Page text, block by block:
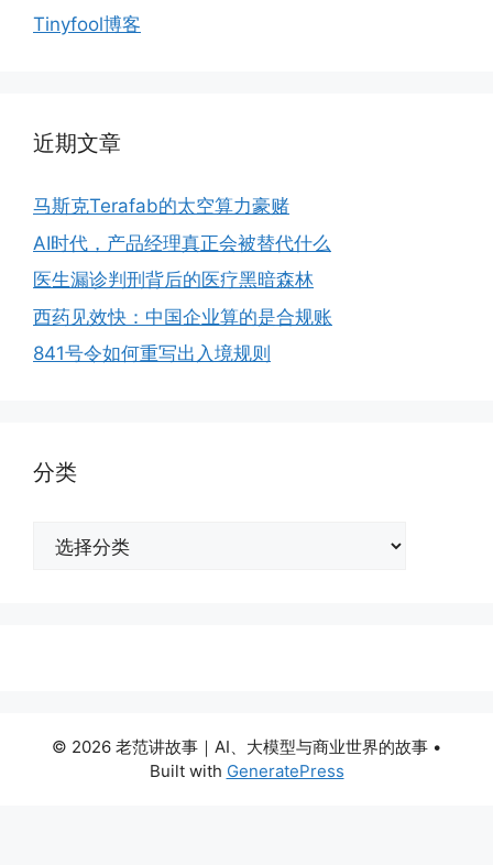
Tinyfool博客
近期文章
马斯克Terafab的太空算力豪赌
AI时代，产品经理真正会被替代什么
医生漏诊判刑背后的医疗黑暗森林
西药见效快：中国企业算的是合规账
841号令如何重写出入境规则
分类
© 2026 老范讲故事｜AI、大模型与商业世界的故事 •
Built with GeneratePress